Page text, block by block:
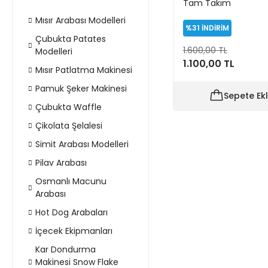
Mısır Arabası Modelleri
Çubukta Patates
Modelleri
Mısır Patlatma Makinesi
Pamuk Şeker Makinesi
Çubukta Waffle
Çikolata Şelalesi
Simit Arabası Modelleri
Pilav Arabası
Osmanlı Macunu
Arabası
Hot Dog Arabaları
İçecek Ekipmanları
Kar Dondurma
Makinesi Snow Flake
Tam Takım
%31 İNDİRİM
1.600,00 TL
1.100,00 TL
Sepete